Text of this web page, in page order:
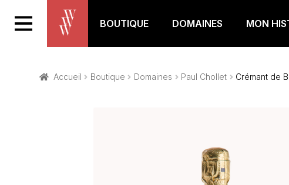
BOUTIQUE DOMAINES MON
Accueil Boutique Domaines Paul Chollet Crémant de